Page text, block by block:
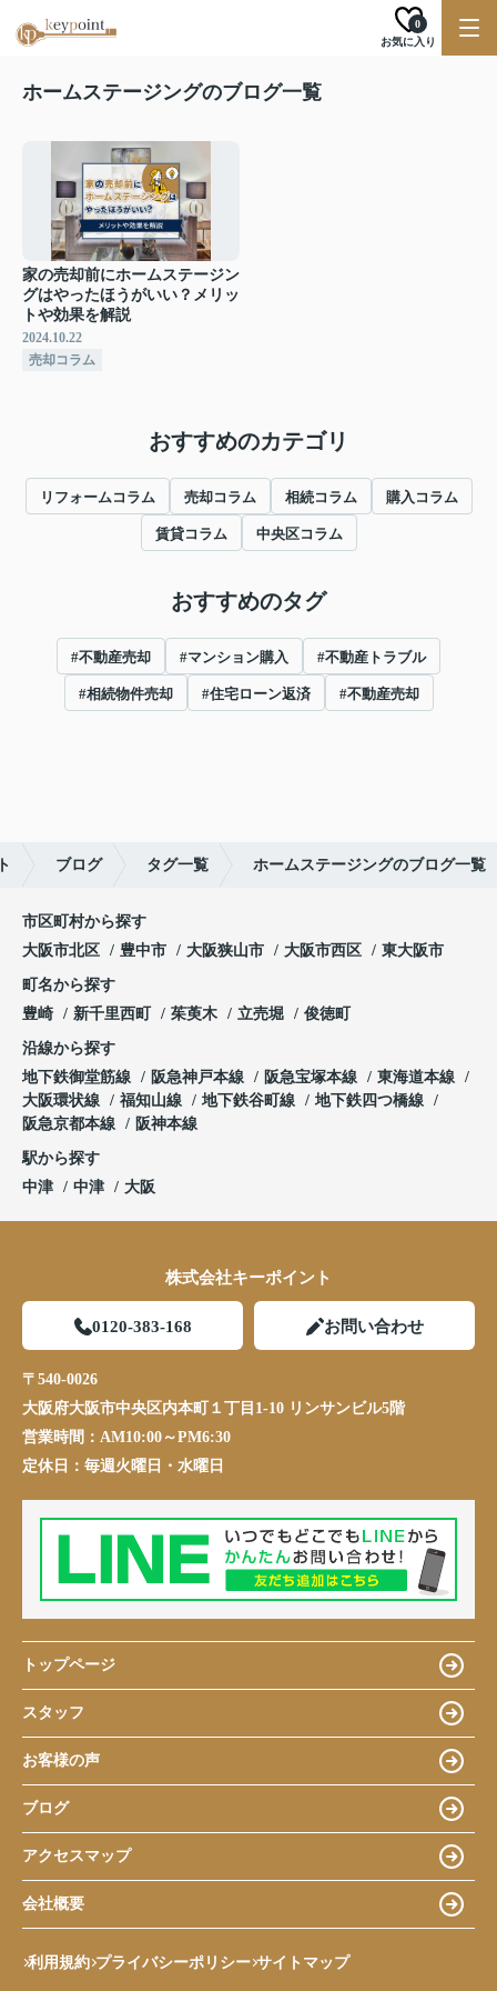
お気に入り
0
ホームステージングのブログ一覧
家の売却前にホームステージン
グはやったほうがいい？メリッ
トや効果を解説
2024.10.22
売却コラム
おすすめのカテゴリ
リフォームコラム 売却コラム 相続コラム 購入コラム
賃貸コラム 中央区コラム
おすすめのタグ
#不動産売却 #マンション購入 #不動産トラブル
#相続物件売却 #住宅ローン返済 #不動産売却
ブログ タグ一覧 ホームステージングのブログ一覧
市区町村から探す
大阪市北区
豊中市 大阪狭山市 大阪市西区 東大阪市
町名から探す
豊崎
新千里西町 茱萸木 立売堀 俊徳町
沿線から探す
地下鉄御堂筋線
阪急神戸本線 阪急宝塚本線
東海道本線
大阪環状線
福知山線 地下鉄谷町線
地下鉄四つ橋線
阪急京都本線
阪神本線
駅から探す
中津
中津 大阪
株式会社キーポイント
0120-383-168 お問い合わせ
〒540-0026
大阪府大阪市中央区内本町１丁目1-10 リンサンビル5階
営業時間： AM10:00～PM6:30
定休日： 毎週火曜日・水曜日
トップページ
スタッフ
お客様の声
ブログ
アクセスマップ
会社概要
利用規約 プライバシーポリシー サイトマップ